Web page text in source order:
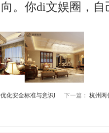
。你di文娱圈，自
化安全标准与意识l 下一篇： 杭州两